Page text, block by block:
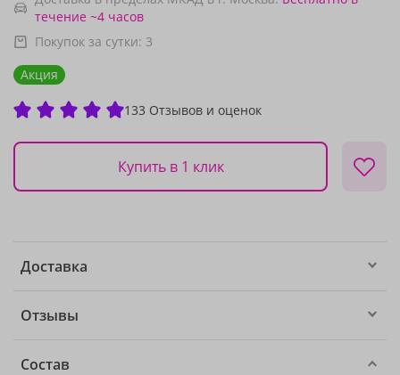
течение ~4 часов
Покупок за сутки: 3
Акция
133 Отзывов и оценок
Купить в 1 клик
Доставка
Отзывы
Состав